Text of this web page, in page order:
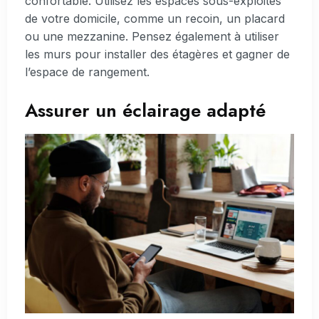
de votre domicile, comme un recoin, un placard
ou une mezzanine. Pensez également à utiliser
les murs pour installer des étagères et gagner de
l’espace de rangement.
Assurer un éclairage adapté